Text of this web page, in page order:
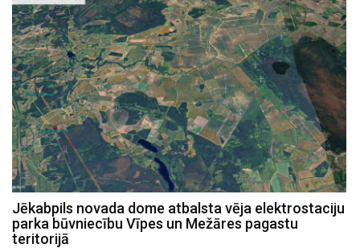
Jēkabpils novada dome atbalsta vēja elektrostaciju
parka būvniecību Vīpes un Mežāres pagastu
teritorijā